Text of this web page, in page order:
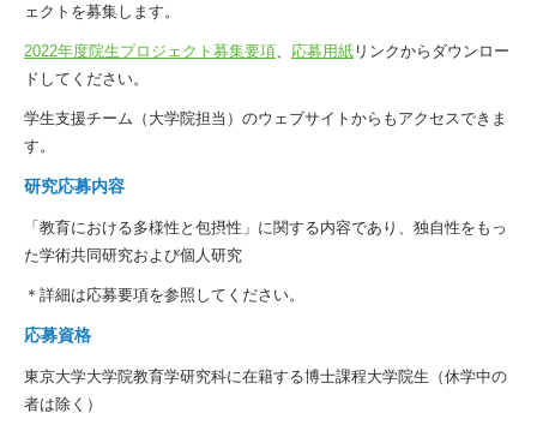
ェクトを募集します。
2022年度院生プロジェクト募集要項 応募用紙 リンクからダウンロー
ドしてください。
学生支援チーム（大学院担当）のウェブサイトからもアクセスできま
す。
研究応募内容
「教育における多様性と包摂性」に関する内容であり、独自性をもっ
た学術共同研究および個人研究
＊詳細は応募要項を参照してください。
応募資格
東京大学大学院教育学研究科に在籍する博士課程大学院生（休学中の
者は除く）